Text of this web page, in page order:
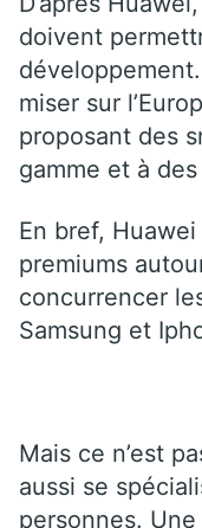
doivent
miser sur
proposant des
gamme et à
En bref,
premiums
concurrencer
Samsung et
Mais ce n’est
aussi se
personnes.